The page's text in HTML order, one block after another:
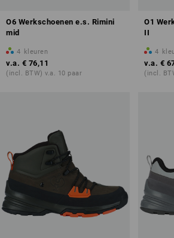
O6 Werkschoenen e.s. Rimini
mid
4 kleuren
v.a. € 76,11
(incl. BTW) v.a. 10 paar
O1
II
4
v.a. €
(incl.